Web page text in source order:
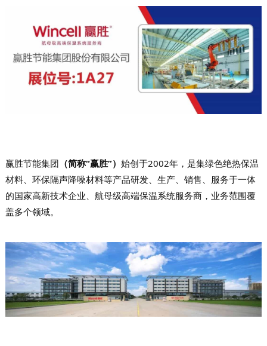
赢胜节能集团 （简称“赢胜”） 始创于2002年，是集绿色绝热保温
材料、环保隔声降噪材料等产品研发、生产、销售、服务于一体
的国家高新技术企业、航母级高端保温系统服务商，业务范围覆
盖多个领域。